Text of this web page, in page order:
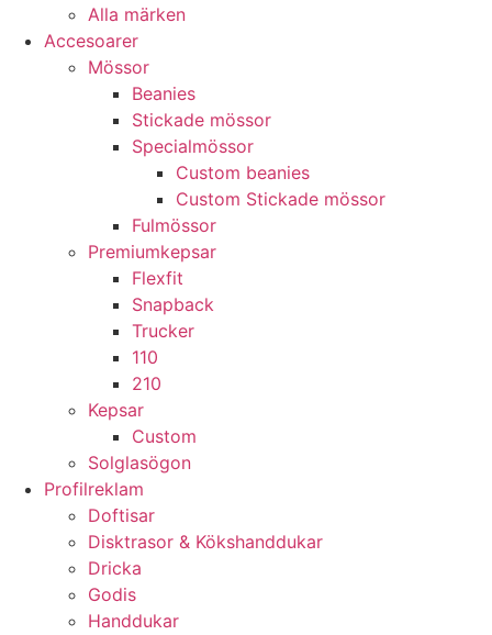
Alla märken
Accesoarer
Mössor
Beanies
Stickade mössor
Specialmössor
Custom beanies
Custom Stickade mössor
Fulmössor
Premiumkepsar
Flexfit
Snapback
Trucker
110
210
Kepsar
Custom
Solglasögon
Profilreklam
Doftisar
Disktrasor & Kökshanddukar
Dricka
Godis
Handdukar